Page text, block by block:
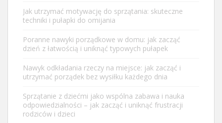
Jak utrzymać motywację do sprzątania: skuteczne
techniki i pułapki do omijania
Poranne nawyki porządkowe w domu: jak zacząć
dzień z łatwością i uniknąć typowych pułapek
Nawyk odkładania rzeczy na miejsce: jak zacząć i
utrzymać porządek bez wysiłku każdego dnia
Sprzątanie z dziećmi jako wspólna zabawa i nauka
odpowiedzialności – jak zacząć i uniknąć frustracji
rodziców i dzieci